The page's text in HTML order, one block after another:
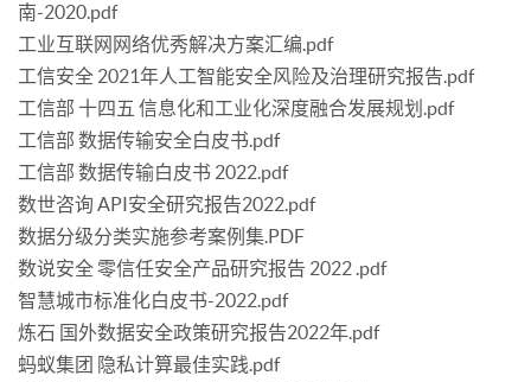
南-2020.pdf
工业互联网网络优秀解决方案汇编.pdf
工信安全 2021年人工智能安全风险及治理研究报告.pdf
工信部 十四五 信息化和工业化深度融合发展规划.pdf
工信部 数据传输安全白皮书.pdf
工信部 数据传输白皮书 2022.pdf
数世咨询 API安全研究报告2022.pdf
数据分级分类实施参考案例集.PDF
数说安全 零信任安全产品研究报告 2022 .pdf
智慧城市标准化白皮书-2022.pdf
炼石 国外数据安全政策研究报告2022年.pdf
蚂蚁集团 隐私计算最佳实践.pdf